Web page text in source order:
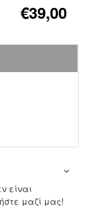
€39,00
είναι
μαζί μας!